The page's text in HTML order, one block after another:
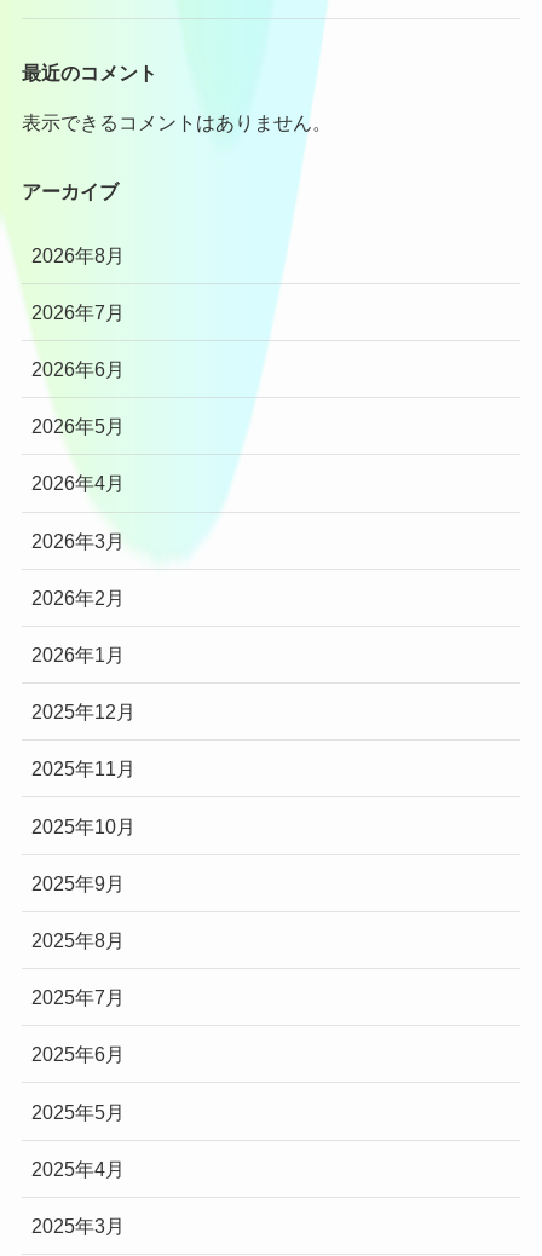
最近のコメント
表示できるコメントはありません。
アーカイブ
2026年8月
2026年7月
2026年6月
2026年5月
2026年4月
2026年3月
2026年2月
2026年1月
2025年12月
2025年11月
2025年10月
2025年9月
2025年8月
2025年7月
2025年6月
2025年5月
2025年4月
2025年3月